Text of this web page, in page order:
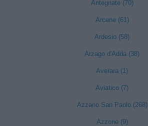
Antegnate (70)
Arcene (61)
Ardesio (58)
Arzago d'Adda (38)
Averara (1)
Aviatico (7)
Azzano San Paolo (268)
Azzone (9)